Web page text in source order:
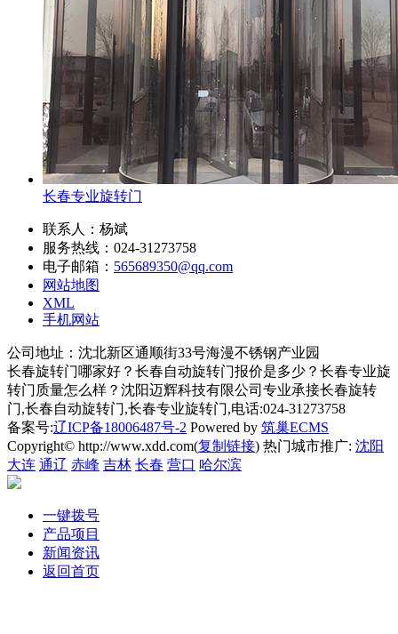
长春专业旋转门
联系人：杨斌
服务热线：024-31273758
电子邮箱： 565689350@qq.com
网站地图
XML
手机网站
公司地址：沈北新区通顺街33号海漫不锈钢产业园
长春旋转门哪家好？长春自动旋转门报价是多少？长春专业旋
转门质量怎么样？沈阳迈辉科技有限公司专业承接长春旋转
门,长春自动旋转门,长春专业旋转门,电话:024-31273758
备案号:辽ICP备18006487号-2 Powered by 筑巢ECMS
Copyright© http://www.xdd.com(复制链接) 热门城市推广: 沈阳
大连 通辽 赤峰 吉林 长春 营口 哈尔滨
一键拨号
产品项目
新闻资讯
返回首页